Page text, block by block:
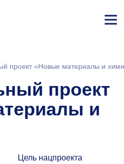
ине
проект «Новые материалы и
проект
и
Цель нацпроекта